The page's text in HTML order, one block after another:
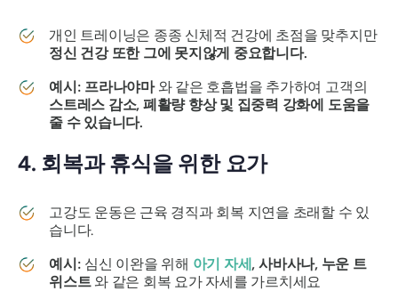
개인 트레이닝은 종종 신체적 건강에 초점을 맞추지만
정신 건강 또한 그에 못지않게 중요합니다.
예시: 프라나야마와 같은 호흡법을 추가하여 고객의
스트레스 감소, 폐활량 향상 및 집중력 강화에 도움을
줄 수 있습니다.
4. 회복과 휴식을 위한 요가
고강도 운동은 근육 경직과 회복 지연을 초래할 수 있
습니다.
예시: 심신 이완을 위해 아기 자세, 사바사나, 누운 트
위스트와 같은 회복 요가 자세를 가르치세요